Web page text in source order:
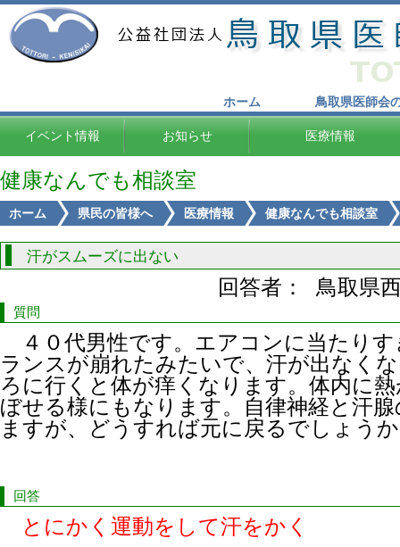
ホーム 鳥取県医師会
イベント情報 お知らせ 医療情報
健康なんでも相談室
ホーム 県民の皆様へ 医療情報 健康なんでも相談室
汗がスムーズに出ない
回答者： 鳥取県
質問
４０代男性です。エアコンに当たり
ランスが崩れたみたいで、汗が出なく
ろに行くと体が痒くなります。体内に
ぼせる様にもなります。自律神経と汗
ますが、どうすれば元に戻るでしょう
回答
とにかく運動をして汗をかく